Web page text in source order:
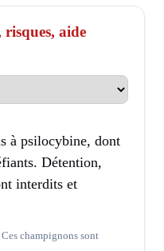
aide
à psilocybine, dont
Détention,
interdits et
champignons sont